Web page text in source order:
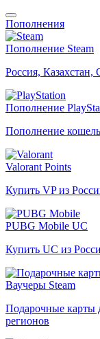
Пополнения
Пополнение Steam
Россия,
Пополнение
Пополнение
Valorant Points
Купить VP из
PUBG Mobile UC
Купить UC из
Ваучеры Steam
Подарочные карты
регионов